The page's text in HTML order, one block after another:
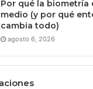
Por qué la biometría
medio (y por qué
cambia todo)
agosto 6, 2026